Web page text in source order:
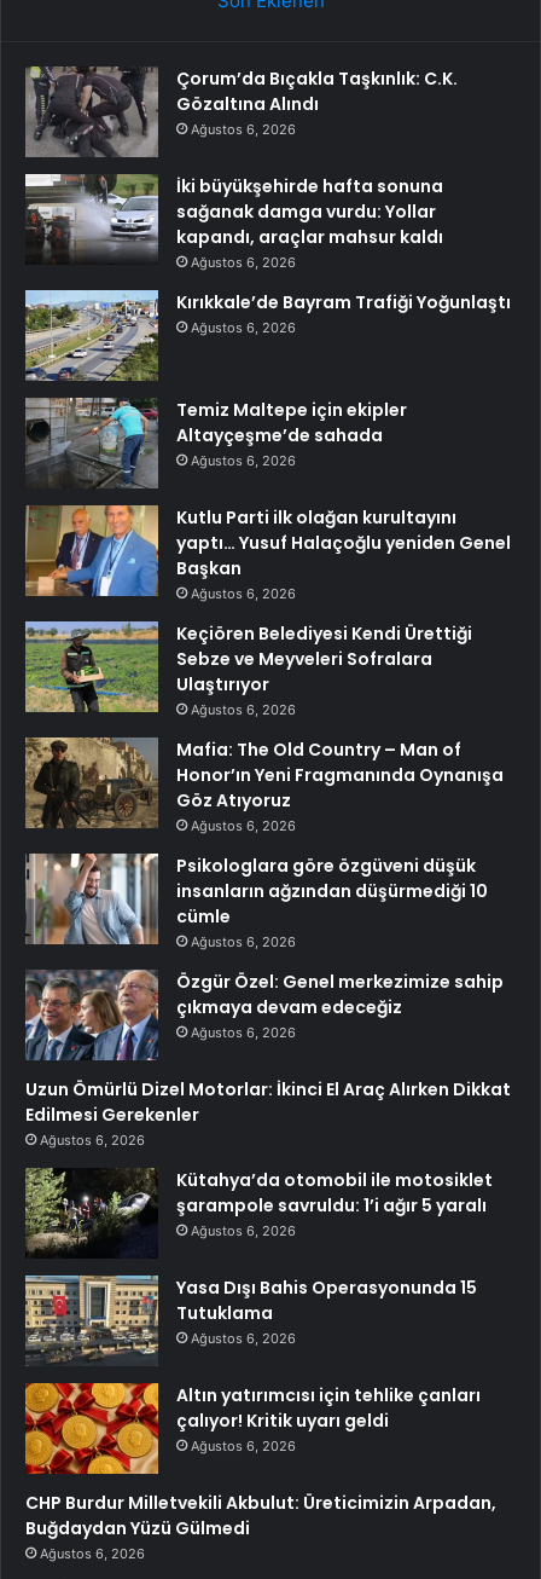
Çorum’da Bıçakla Taşkınlık: C.K.
Gözaltına Alındı
Ağustos 6, 2026
İki büyükşehirde hafta sonuna
sağanak damga vurdu: Yollar
kapandı, araçlar mahsur kaldı
Ağustos 6, 2026
Kırıkkale’de Bayram Trafiği Yoğunlaştı
Ağustos 6, 2026
Temiz Maltepe için ekipler
Altayçeşme’de sahada
Ağustos 6, 2026
Kutlu Parti ilk olağan kurultayını
yaptı… Yusuf Halaçoğlu yeniden Genel
Başkan
Ağustos 6, 2026
Keçiören Belediyesi Kendi Ürettiği
Sebze ve Meyveleri Sofralara
Ulaştırıyor
Ağustos 6, 2026
Mafia: The Old Country – Man of
Honor’ın Yeni Fragmanında Oynanışa
Göz Atıyoruz
Ağustos 6, 2026
Psikologlara göre özgüveni düşük
insanların ağzından düşürmediği 10
cümle
Ağustos 6, 2026
Özgür Özel: Genel merkezimize sahip
çıkmaya devam edeceğiz
Ağustos 6, 2026
Uzun Ömürlü Dizel Motorlar: İkinci El Araç Alırken Dikkat
Edilmesi Gerekenler
Ağustos 6, 2026
Kütahya’da otomobil ile motosiklet
şarampole savruldu: 1’i ağır 5 yaralı
Ağustos 6, 2026
Yasa Dışı Bahis Operasyonunda 15
Tutuklama
Ağustos 6, 2026
Altın yatırımcısı için tehlike çanları
çalıyor! Kritik uyarı geldi
Ağustos 6, 2026
CHP Burdur Milletvekili Akbulut: Üreticimizin Arpadan,
Buğdaydan Yüzü Gülmedi
Ağustos 6, 2026